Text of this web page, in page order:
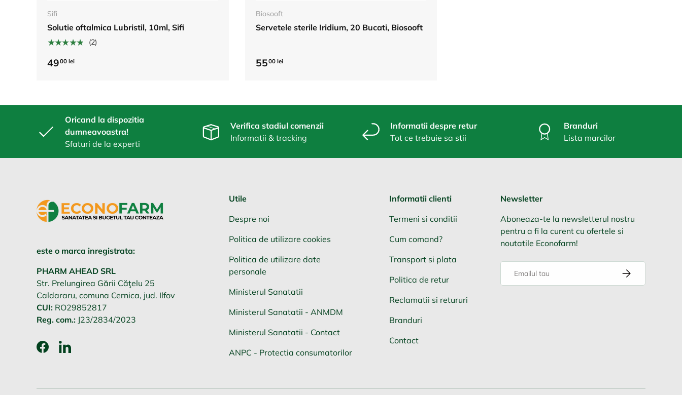
Sifi
Solutie oftalmica Lubristil, 10ml, Sifi
★★★★★
(2)
4900 lei
Biosooft
Servetele sterile Iridium, 20 Bucati, Biosooft
5500 lei
Oricand la dispozitia
dumneavoastra!
Sfaturi de la experti
Verifica stadiul comenzii
Informatii & tracking
Informatii despre retur
Tot ce trebuie sa stii
Branduri
Lista marcilor
este o marca inregistrata:
PHARM AHEAD SRL
Str. Prelungirea Gării Căţelu 25
Caldararu, comuna Cernica, jud. Ilfov
CUI: RO29852817
Reg. com.: J23/2834/2023
FacebookLinkedIn
Utile
Despre noi
Politica de utilizare cookies
Politica de utilizare date
personale
Ministerul Sanatatii
Ministerul Sanatatii - ANMDM
Ministerul Sanatatii - Contact
ANPC - Protectia consumatorilor
Informatii clienti
Termeni si conditii
Cum comand?
Transport si plata
Politica de retur
Reclamatii si retururi
Branduri
Contact
Newsletter
Aboneaza-te la newsletterul nostru
pentru a fi la curent cu ofertele si
noutatile Econofarm!
Aboneaza-te